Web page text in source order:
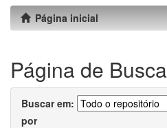
Página inicial
Página de Busca
Buscar em:
por